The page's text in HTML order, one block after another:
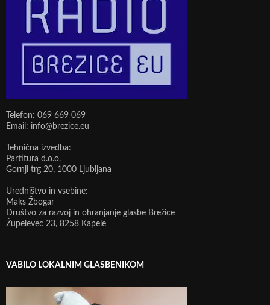
Telefon: 069 669 069
Email: info@brezice.eu
Tehnična izvedba:
Partitura d.o.o.
Gornji trg 20, 1000 Ljubljana
Uredništvo in vsebine:
Maks Žbogar
Društvo za razvoj in ohranjanje glasbe Brežice
Župelevec 23, 8258 Kapele
VABILO LOKALNIM GLASBENIKOM